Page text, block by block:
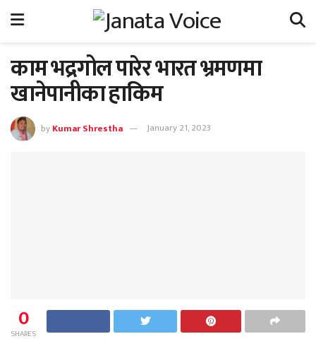
काम भद्रगोल पारेर भारत भ्रमणमा
खानेपानीका हाकिम
byKumar Shrestha January 21, 2023
0
SHARES